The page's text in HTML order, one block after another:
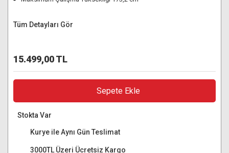
Tüm Detayları Gör
15.499,00 TL
Sepete Ekle
Stokta Var
Kurye ile Aynı Gün Teslimat
3000TL Üzeri Ücretsiz Kargo